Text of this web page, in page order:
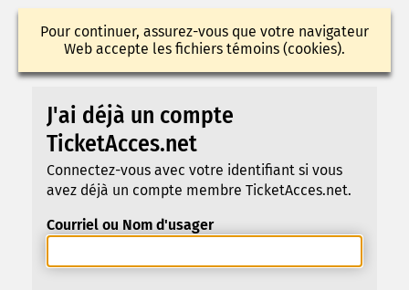
Pour continuer, assurez-vous que votre navigateur
Web accepte les fichiers témoins (cookies).
J'ai déjà un compte
TicketAcces.net
Connectez-vous avec votre identifiant si vous
avez déjà un compte membre TicketAcces.net.
Courriel ou Nom d'usager